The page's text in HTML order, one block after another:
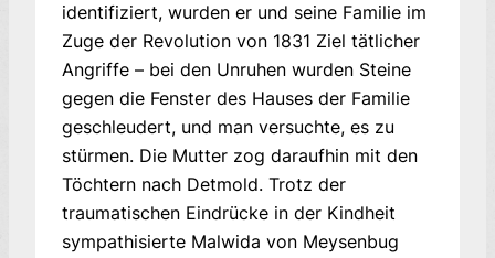
identifiziert, wurden er und seine Fa­milie im
Zuge der Revolution von 1831 Ziel tätlicher
Angriffe – bei den Unruhen wurden Steine
gegen die Fenster des Hauses der Familie
geschleudert, und man versuchte, es zu
stürmen. Die Mutter zog daraufhin mit den
Töchtern nach Detmold. Trotz der
traumatischen Eindrücke in der Kindheit
sympathisierte Malwida von Meysenbug